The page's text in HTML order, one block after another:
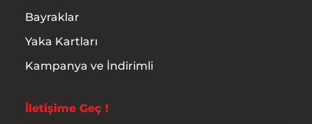
Bayraklar
Yaka Kartları
Kampanya ve İndirimli
İletişime Geç !